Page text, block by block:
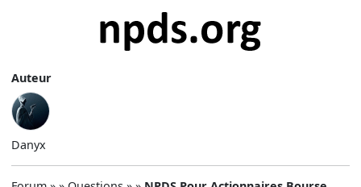
Auteur
Danyx